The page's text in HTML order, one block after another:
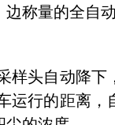
称量的全自动
样头自动降下
运行的距离，